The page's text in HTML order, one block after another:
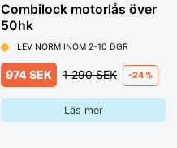
Combilock motorlås över
50hk
LEV NORM INOM 2-10 DGR
974 SEK 1 290 SEK -24 %
Läs mer